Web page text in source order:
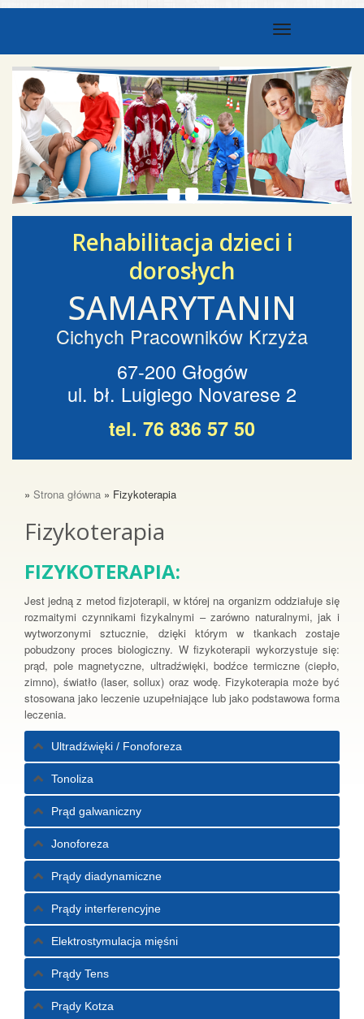
Toggle
Rehabilitacja dzieci i
dorosłych
SAMARYTANIN
Cichych Pracowników Krzyża
67-200 Głogów
ul. bł. Luigiego Novarese 2
tel. 76 836 57 50
» Strona główna » Fizykoterapia
Fizykoterapia
FIZYKOTERAPIA:
Jest jedną z metod fizjoterapii, w której na organizm oddziałuje się
rozmaitymi czynnikami fizykalnymi – zarówno naturalnymi, jak i
wytworzonymi sztucznie, dzięki którym w tkankach zostaje
pobudzony proces biologiczny. W fizykoterapii wykorzystuje się:
prąd, pole magnetyczne, ultradźwięki, bodźce termiczne (ciepło,
zimno), światło (laser, sollux) oraz wodę. Fizykoterapia może być
stosowana jako leczenie uzupełniające lub jako podstawowa forma
leczenia.
Ultradźwięki / Fonoforeza
Tonoliza
Prąd galwaniczny
Jonoforeza
Prądy diadynamiczne
Prądy interferencyjne
Elektrostymulacja mięśni
Prądy Tens
Prądy Kotza